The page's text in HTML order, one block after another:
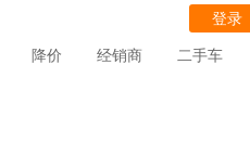
登录
降价 经销商 二手车